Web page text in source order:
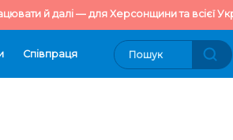
й далі — для Херсонщини та всієї
Cпівпраця